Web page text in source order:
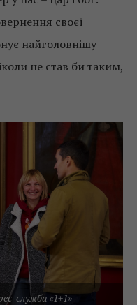
своєї
найголовнішу
не став би таким,
служба «1+1»